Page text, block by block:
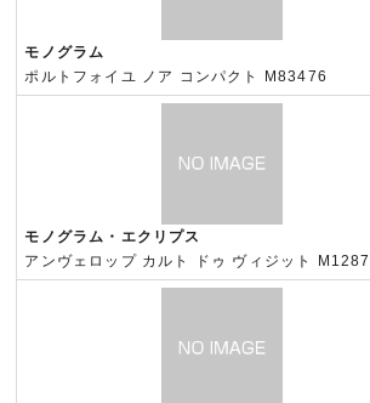
モノグラム
ポルトフォイユ ノア コンパクト M83476
モノグラム・エクリプス
アンヴェロップ カルト ドゥ ヴィジット